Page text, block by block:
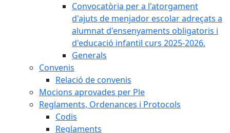
Convocatòria per a l'atorgament
d'ajuts de menjador escolar adreçats a
alumnat d'ensenyaments obligatoris i
d'educació infantil curs 2025-2026.
Generals
Convenis
Relació de convenis
Mocions aprovades per Ple
Reglaments, Ordenances i Protocols
Codis
Reglaments